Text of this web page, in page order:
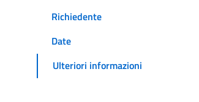
Richiedente
Date
Ulteriori informazioni